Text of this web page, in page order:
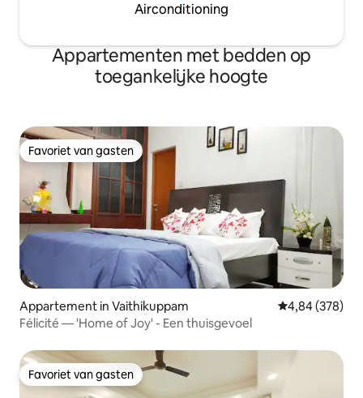
Airconditioning
Appartementen met bedden op
toegankelijke hoogte
Favoriet van gasten
Favoriet van gasten
Appartement in Vaithikuppam Gemiddelde
4,84 (378)
Félicité — 'Home of Joy' - Een thuisgevoel
Favoriet van gasten
Favoriet van gasten